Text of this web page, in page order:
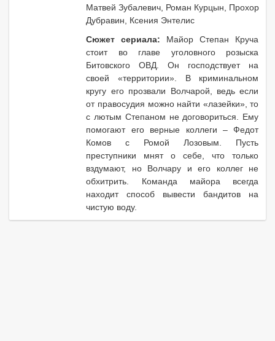
Матвей Зубалевич, Роман Курцын, Прохор
Дубравин, Ксения Энтелис
Сюжет сериала: Майор Степан Круча
стоит во главе уголовного розыска
Битовского ОВД. Он господствует на
своей «территории». В криминальном
кругу его прозвали Волчарой, ведь если
от правосудия можно найти «лазейки», то
с лютым Степаном не договориться. Ему
помогают его верные коллеги – Федот
Комов с Ромой Лозовым. Пусть
преступники мнят о себе, что только
вздумают, но Волчару и его коллег не
обхитрить. Команда майора всегда
находит способ вывести бандитов на
чистую воду.